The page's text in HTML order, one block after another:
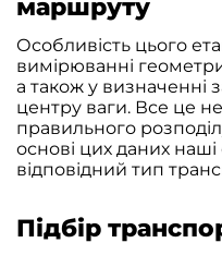
маршруту
Особливість цього
вимірюванні
а також у визначенні
центру ваги. Все це
правильного
основі цих даних наші
відповідний тип
Підбір